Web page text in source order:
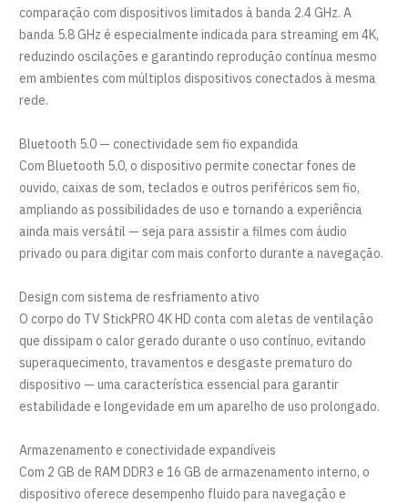
comparação com dispositivos limitados à banda 2.4 GHz. A
banda 5.8 GHz é especialmente indicada para streaming em 4K,
reduzindo oscilações e garantindo reprodução contínua mesmo
em ambientes com múltiplos dispositivos conectados à mesma
rede.
Bluetooth 5.0 — conectividade sem fio expandida
Com Bluetooth 5.0, o dispositivo permite conectar fones de
ouvido, caixas de som, teclados e outros periféricos sem fio,
ampliando as possibilidades de uso e tornando a experiência
ainda mais versátil — seja para assistir a filmes com áudio
privado ou para digitar com mais conforto durante a navegação.
Design com sistema de resfriamento ativo
O corpo do TV StickPRO 4K HD conta com aletas de ventilação
que dissipam o calor gerado durante o uso contínuo, evitando
superaquecimento, travamentos e desgaste prematuro do
dispositivo — uma característica essencial para garantir
estabilidade e longevidade em um aparelho de uso prolongado.
Armazenamento e conectividade expandíveis
Com 2 GB de RAM DDR3 e 16 GB de armazenamento interno, o
dispositivo oferece desempenho fluido para navegação e